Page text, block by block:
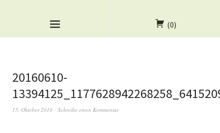
(0)
20160610-
15. Oktober 2018 Schreibe einen Kommentar